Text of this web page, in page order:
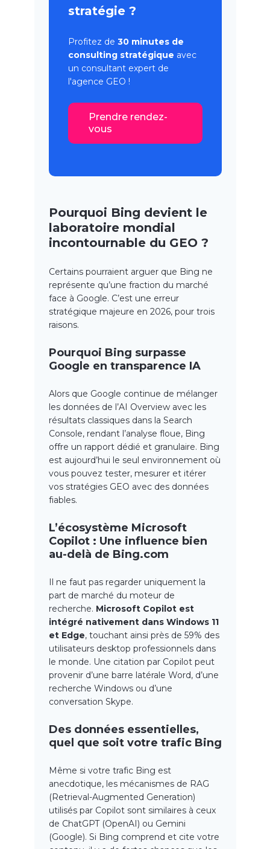
stratégie ?
Profitez de 30 minutes de
consulting stratégique avec
un consultant expert de
l'agence GEO !
Prendre rendez-
vous
Pourquoi Bing devient le
laboratoire mondial
incontournable du GEO ?
Certains pourraient arguer que Bing ne
représente qu’une fraction du marché
face à Google. C’est une erreur
stratégique majeure en 2026, pour trois
raisons.
Pourquoi Bing surpasse
Google en transparence IA
Alors que Google continue de mélanger
les données de l’AI Overview avec les
résultats classiques dans la Search
Console, rendant l’analyse floue, Bing
offre un rapport dédié et granulaire. Bing
est aujourd’hui le seul environnement où
vous pouvez tester, mesurer et itérer
vos stratégies GEO avec des données
fiables.
L’écosystème Microsoft
Copilot : Une influence bien
au-delà de Bing.com
Il ne faut pas regarder uniquement la
part de marché du moteur de
recherche. Microsoft Copilot est
intégré nativement dans Windows 11
et Edge, touchant ainsi près de 59% des
utilisateurs desktop professionnels dans
le monde. Une citation par Copilot peut
provenir d’une barre latérale Word, d’une
recherche Windows ou d’une
conversation Skype.
Des données essentielles,
quel que soit votre trafic Bing
Même si votre trafic Bing est
anecdotique, les mécanismes de RAG
(Retrieval-Augmented Generation)
utilisés par Copilot sont similaires à ceux
de ChatGPT (OpenAI) ou Gemini
(Google). Si Bing comprend et cite votre